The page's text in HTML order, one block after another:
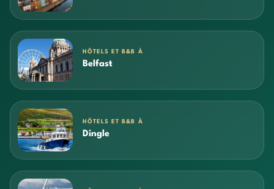
HÔTELS ET B&B À
Belfast
HÔTELS ET B&B À
Dingle